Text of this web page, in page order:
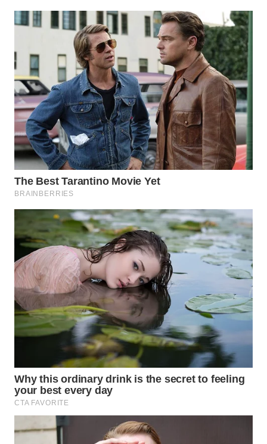
WN
MANDALIKA
WN
LIKUPANG
WN
LABUANBAJO
WN
BORNEO
Wahana
WAHANA
NEWS
WAHANA
TANI
WAHANA
WAHANA
INFRASTRUKTUR
WAHANA
KONSUMEN